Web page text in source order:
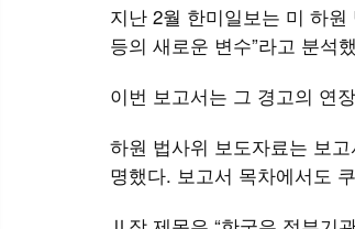
지난 2월 한미일보는 미 하
등의 새로운 변수”라고 분석
이번 보고서는 그 경고의 연
하원 법사위 보도자료는 보
명했다. 보고서 목차에서도